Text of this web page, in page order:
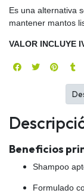
Es una alternativa
mantener mantos
VALOR INCLUYE
Beneficios
Shampoo
Formulado